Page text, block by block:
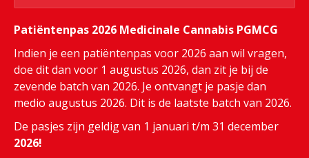
Patiëntenpas 2026 Medicinale Cannabis PGMCG
Indien je een patiëntenpas voor 2026 aan wil vragen,
doe dit dan voor 1 augustus 2026, dan zit je bij de
zevende batch van 2026. Je ontvangt je pasje dan
medio augustus 2026. Dit is de laatste batch van 2026.
De pasjes zijn geldig van 1 januari t/m 31 december
2026!